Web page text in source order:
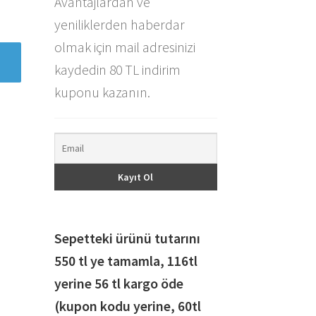
yeniliklerden haberdar
olmak için mail adresinizi
kaydedin 80 TL indirim
kuponu kazanın.
Sepetteki ürünü tutarını
550 tl ye tamamla, 116tl
yerine 56 tl kargo öde
(kupon kodu yerine, 60tl